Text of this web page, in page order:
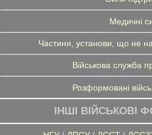
Медичні
Частини, установи, що не
Військова служба
Розформовані
ІНШІ ВІЙСЬКОВІ